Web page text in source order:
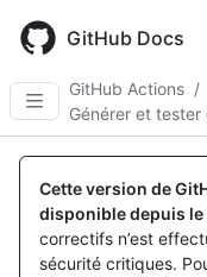
main
content
GitHub Docs
GitHub Actions /
Générer et
Cette version de
disponible depuis le
correctifs n’est
sécurité critiques.